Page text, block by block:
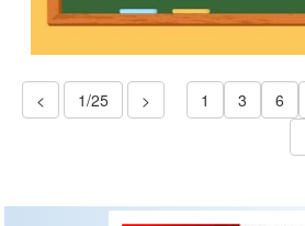
< 1/25 > 1 3 6